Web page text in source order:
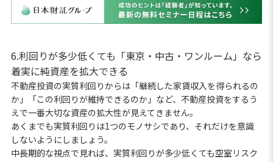
6.利回りが多少低くても「東京・中古・ワンルーム」なら
着実に純資産を拡大できる
不動産投資の実質利回りからは「継続した家賃収入を得られるの
か」「この利回りが維持できるのか」など、不動産投資をするう
えで一番大切な資産の拡大性が見えてきません。
あくまでも実質利回りは1つのモノサシであり、それだけを意識
しないようにしましょう。
中長期的な視点で見れば、実質利回りが多少低くても空室リスク